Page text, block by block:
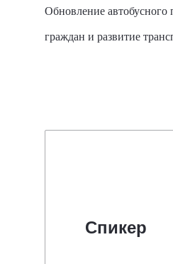
Обновление
граждан и развитие
Спикер